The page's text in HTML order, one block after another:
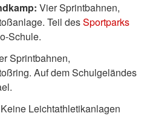
Vier Sprintbahnen,
Teil desSportparks
Schule.
Sprintbahnen,
Auf dem Schulgeländes
Keine Leichtathletikanlagen